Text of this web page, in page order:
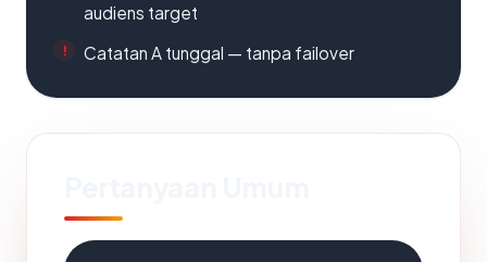
audiens target
Catatan A tunggal — tanpa failover